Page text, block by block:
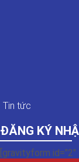
Tin tức
ĐĂNG KÝ
[gravityform